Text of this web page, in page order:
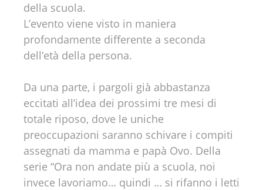
della scuola.
L’evento viene visto in maniera
profondamente differente a seconda
dell’età della persona.
Da una parte, i pargoli già abbastanza
eccitati all’idea dei prossimi tre mesi di
totale riposo, dove le uniche
preoccupazioni saranno schivare i compiti
assegnati da mamma e papà Ovo. Della
serie “Ora non andate più a scuola, noi
invece lavoriamo… quindi … si rifanno i letti